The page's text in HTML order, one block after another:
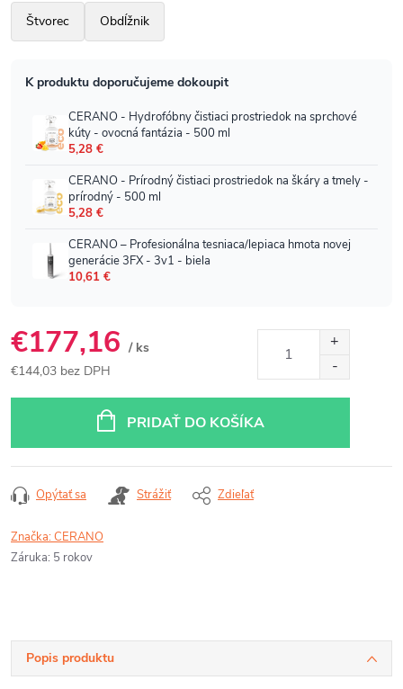
€177,16 / ks
€144,03 bez DPH
PRIDAŤ DO KOŠÍKA
Opýtať sa Strážiť Zdieľať
Značka:CERANO
Záruka: 5 rokov
Popis produktu